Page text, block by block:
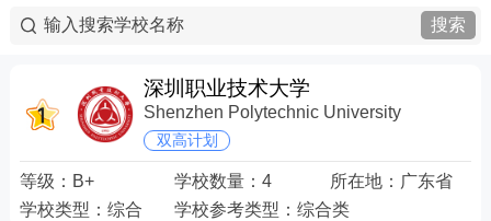
汽车单片机与总线技术、汽车空调检修等方面的基础知识和技能，
在汽车电子技术领域进行汽车电器与电子设备的使用、检测、维护
统，信号系统，仪表系统和辅助设备系统，发动机电子控制系统，
底盘电子控制系统，舒适系统等。 关键词：汽车 电子 检测 维修
汽车单片机与总线技术、汽车空调检修等方面的基础知识和技能，
在汽车电子技术领域进行汽车电器与电子设备的使用、检测、维护
统，信号系统，仪表系统和辅助设备系统，发动机电子控制系统，
底盘电子控制系统，舒适系统等。 关键词：汽车 电子 检测 维修
搜索
深圳职业技术大学
Shenzhen Polytechnic University
双高计划
等级： B+ 学校数量：4 所在地： 广东省
学校类型： 综合 学校参考类型：综合类